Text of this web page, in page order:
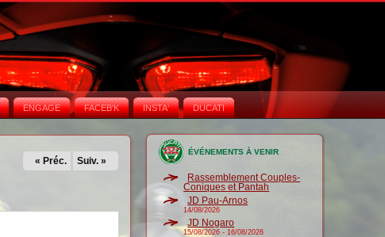
ENGAGE FACEB'K INSTA‘ DUCATI
« Préc. Suiv. »
ÉVÉNEMENTS À VENIR
Rassemblement Couples-
Coniques et Pantah
JD Pau-Arnos
14/08/2026
JD Nogaro
15/08/2026 -16/08/2026